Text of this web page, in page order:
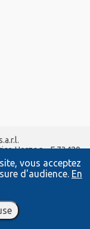
vous acceptez
d'audience. En
Herzog - F 73420
80 71